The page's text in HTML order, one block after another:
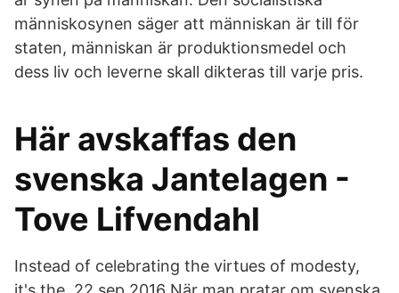
människosynen säger att människan är till för
staten, människan är produktionsmedel och
dess liv och leverne skall dikteras till varje pris.
Här avskaffas den
svenska Jantelagen -
Tove Lifvendahl
Instead of celebrating the virtues of modesty,